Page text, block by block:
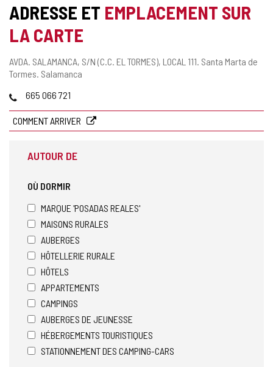
ADRESSE ET EMPLACEMENT SUR
LA CARTE
Adresse
postale
AVDA. SALAMANCA, S/N (C.C. EL TORMES), LOCAL 111. Santa Marta de
Tormes. Salamanca
Téléphones
665 066 721
COMMENT ARRIVER
AUTOUR DE
OÙ DORMIR
MARQUE 'POSADAS REALES'
MAISONS RURALES
AUBERGES
HÔTELLERIE RURALE
HÔTELS
APPARTEMENTS
CAMPINGS
AUBERGES DE JEUNESSE
HÉBERGEMENTS TOURISTIQUES
STATIONNEMENT DES CAMPING-CARS